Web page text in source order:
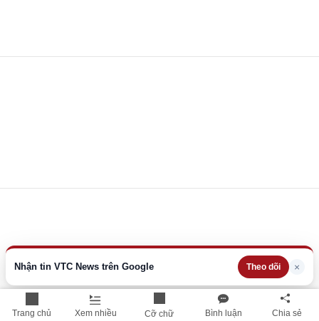
Trang chủ Xem nhiều Cỡ chữ Bình luận Chia sẻ
Nhận tin VTC News trên Google Theo dõi ×